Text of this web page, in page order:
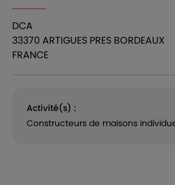
DCA
33370 ARTIGUES PRES BORDEAUX
FRANCE
Activité(s) :
Constructeurs de maisons